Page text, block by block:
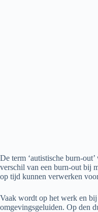
De term ‘autistische burn-
verschil van een burn-out bij
op tijd kunnen verwerken
Vaak wordt op het werk en bij
omgevingsgeluiden. Op den